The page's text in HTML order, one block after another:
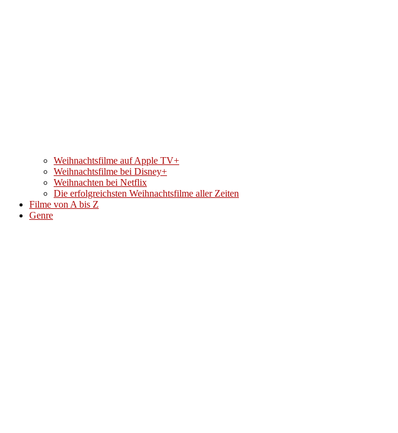
Weihnachtsfilme auf Apple TV+
Weihnachtsfilme bei Disney+
Weihnachten bei Netflix
Die erfolgreichsten Weihnachtsfilme aller Zeiten
Filme von A bis Z
Genre